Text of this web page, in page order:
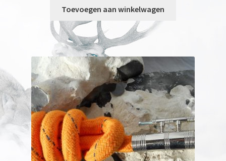
Toevoegen aan winkelwagen